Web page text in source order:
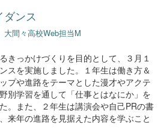
ダンス
大間々高校Web担当M
きっかけづくりを目的として、３月１
スを実施しました。１年生は働き方＆
プや進路をテーマとした漫才やアクテ
別学習を通して「仕事とはなにか」を
。また、２年生は講演会や自己PRの書
来年の進路を見据えた内容を学ぶこと